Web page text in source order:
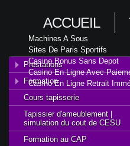
ACCUEIL
Machines A Sous
Sites De Paris Sportifs
Casino Bonus Sans Depot
Casino En Ligne Avec
Casino En Ligne Retrait
Prestations
Formation
Cours tapisserie
Tapissier d'ameublement |
simulation du cout de CESU
Formation au CAP